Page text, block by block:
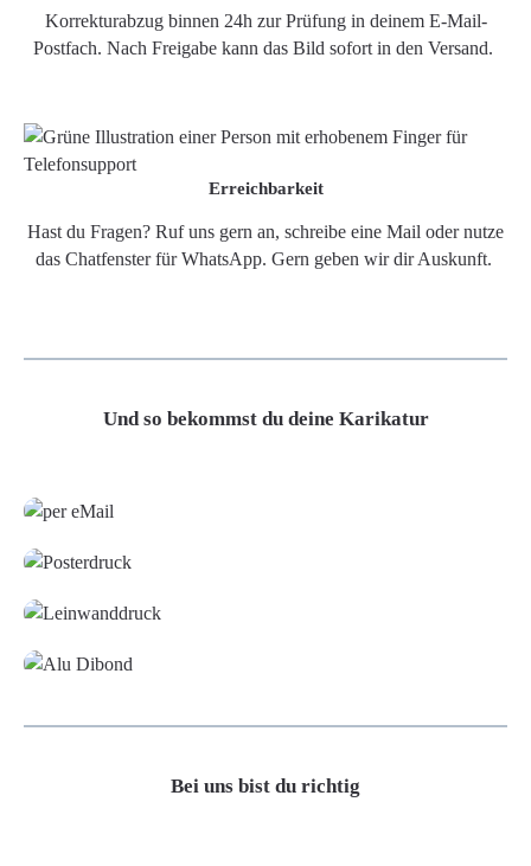
Korrekturabzug binnen 24h zur Prüfung in deinem E-Mail-
Postfach. Nach Freigabe kann das Bild sofort in den Versand.
Erreichbarkeit
Hast du Fragen? Ruf uns gern an, schreibe eine Mail oder nutze
das Chatfenster für WhatsApp. Gern geben wir dir Auskunft.
Und so bekommst du deine Karikatur
Bei uns bist du richtig